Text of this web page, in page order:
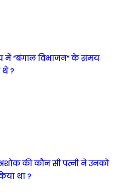
में “बंगाल विभाजन” के समय
?
की कौन सी पत्नी ने उनको
था ?